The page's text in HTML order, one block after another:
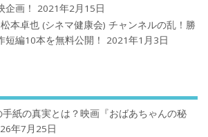
画！
2021年2月15日
本卓也 (シネマ健康会) チャンネルの乱！勝
編10本を無料公開！
2021年1月3日
紙の真実とは？映画『おばあちゃんの秘
年7月25日